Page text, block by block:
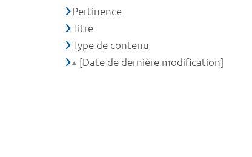
Pertinence
Titre
Type de contenu
[Date de dernière modification]